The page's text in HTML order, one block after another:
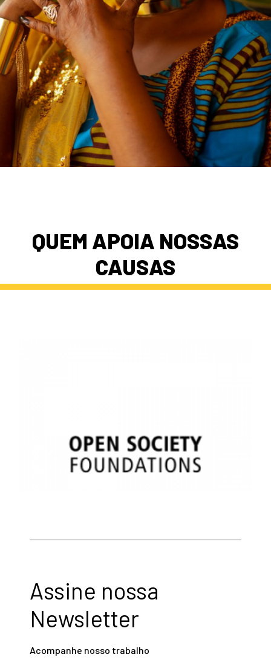
QUEM APOIA NOSSAS
CAUSAS
Assine nossa
Newsletter
Acompanhe nosso trabalho